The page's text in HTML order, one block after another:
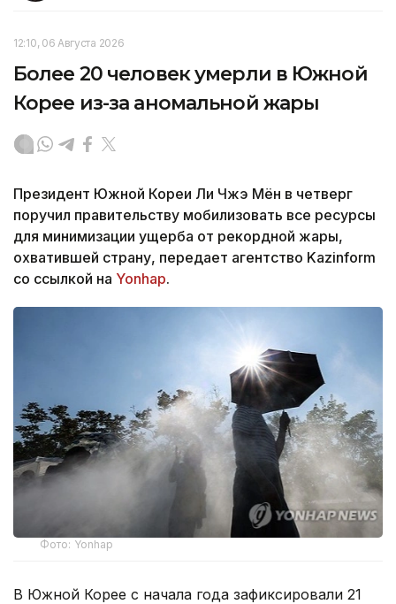
12:10, 06 Августа 2026
Более 20 человек умерли в Южной
Корее из-за аномальной жары
Президент Южной Кореи Ли Чжэ Мён в четверг
поручил правительству мобилизовать все ресурсы
для минимизации ущерба от рекордной жары,
охватившей страну, передает агентство Kazinform
со ссылкой на Yonhap.
Фото: Yonhap
В Южной Корее с начала года зафиксировали 21